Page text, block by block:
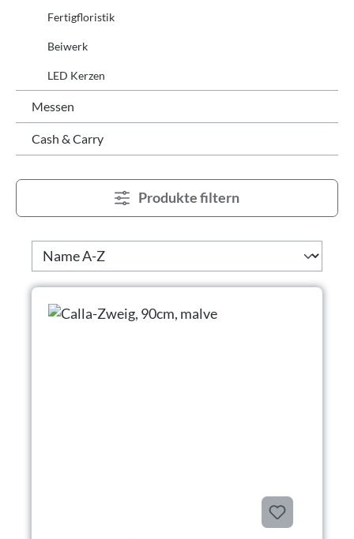
Fertigfloristik
Beiwerk
LED Kerzen
Messen
Cash & Carry
Produkte filtern